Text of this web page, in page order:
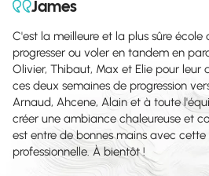
James
C'est la meilleure et la plus sûre
progresser ou voler en tandem en
Olivier, Thibaut, Max et Elie pour
ces deux semaines de progression
Arnaud, Ahcene, Alain et à toute
créer une ambiance chaleureuse et
est entre de bonnes mains avec cette
professionnelle. À bientôt !